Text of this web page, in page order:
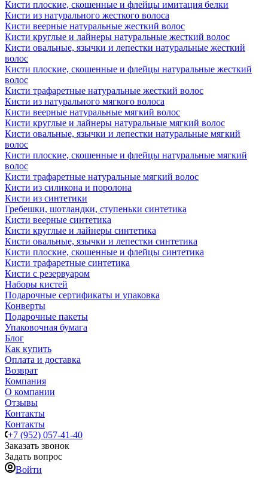
Кисти плоские, скошенные и флейцы имитация белки
Кисти из натурального жесткого волоса
Кисти веерные натуральные жесткий волос
Кисти круглые и лайнеры натуральные жесткий волос
Кисти овальные, язычки и лепестки натуральные жесткий
волос
Кисти плоские, скошенные и флейцы натуральные жесткий
волос
Кисти трафаретные натуральные жесткий волос
Кисти из натурального мягкого волоса
Кисти веерные натуральные мягкий волос
Кисти круглые и лайнеры натуральные мягкий волос
Кисти овальные, язычки и лепестки натуральные мягкий
волос
Кисти плоские, скошенные и флейцы натуральные мягкий
волос
Кисти трафаретные натуральные мягкий волос
Кисти из силикона и поролона
Кисти из синтетики
Гребешки, шотландки, ступеньки синтетика
Кисти веерные синтетика
Кисти круглые и лайнеры синтетика
Кисти овальные, язычки и лепестки синтетика
Кисти плоские, скошенные и флейцы синтетика
Кисти трафаретные синтетика
Кисти с резервуаром
Наборы кистей
Подарочные сертификаты и упаковка
Конверты
Подарочные пакеты
Упаковочная бумага
Блог
Как купить
Оплата и доставка
Возврат
Компания
О компании
Отзывы
Контакты
Контакты
+7 (952) 057-41-40
Заказать звонок
Задать вопрос
Войти